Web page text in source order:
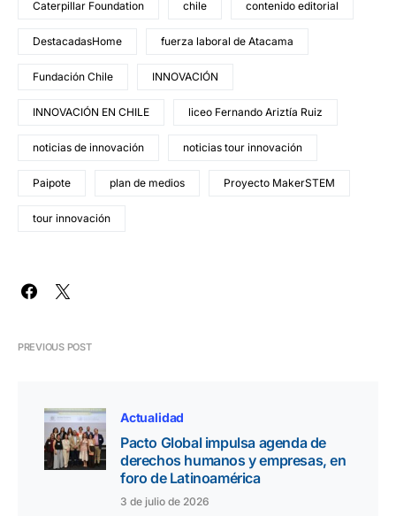
Caterpillar Foundation chile contenido editorial
DestacadasHome fuerza laboral de Atacama
Fundación Chile INNOVACIÓN
INNOVACIÓN EN CHILE liceo Fernando Ariztía Ruiz
noticias de innovación noticias tour innovación
Paipote plan de medios Proyecto MakerSTEM
tour innovación
PREVIOUS POST
Actualidad
Pacto Global impulsa agenda de
derechos humanos y empresas, en
foro de Latinoamérica
3 de julio de 2026